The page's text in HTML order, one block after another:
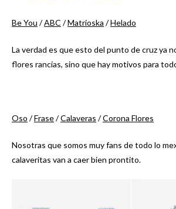
Be You /ABC /Matrioska /Helado
La verdad es que esto del punto de cruz ya
flores rancias, sino que hay motivos para
Oso /Frase/Calaveras /Corona Flores
Nosotras que somos muy fans de todo lo
calaveritas van a caer bien prontito.